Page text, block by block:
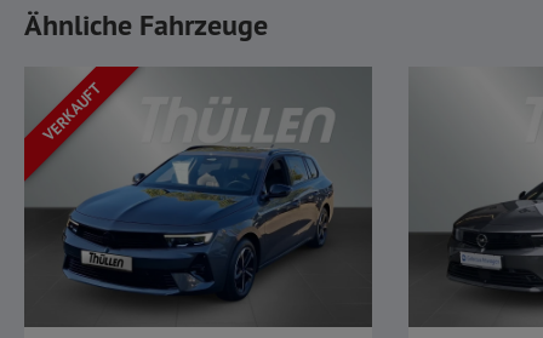
Ähnliche Fahrzeuge
VERKAUFT